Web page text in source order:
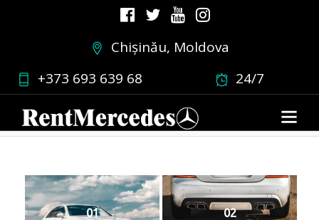
Chișinău, Moldova
+373 693 639 68
24/7
sw221albe2
0 COMMENT
01 02